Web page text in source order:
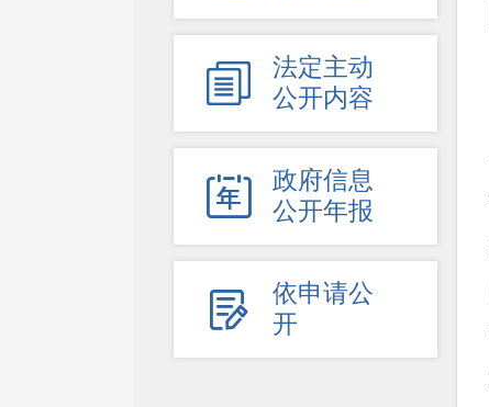

法定主动
公开内容

政府信息
公开年报

依申请公
开